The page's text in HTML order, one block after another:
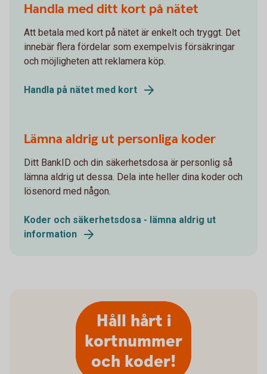
Handla med ditt kort på nätet
Att betala med kort på nätet är enkelt och tryggt. Det
innebär flera fördelar som exempelvis försäkringar
och möjligheten att reklamera köp.
Handla på nätet med kort
Lämna aldrig ut personliga koder
Ditt BankID och din säkerhetsdosa är personlig så
lämna aldrig ut dessa. Dela inte heller dina koder och
lösenord med någon.
Koder och säkerhetsdosa - lämna aldrig ut
information
Håll hårt i
kortnummer
och koder!